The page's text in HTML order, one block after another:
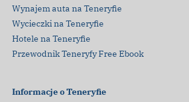
Wynajem auta na Teneryfie
Wycieczki na Teneryfie
Hotele na Teneryfie
Przewodnik Teneryfy Free Ebook
Informacje o Teneryfie